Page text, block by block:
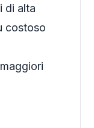
di alta
costoso